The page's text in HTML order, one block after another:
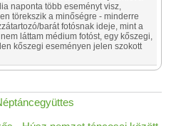
naponta több eseményt visz,
törekszik a minőségre - minderre
barát fotósnak ideje, mint a
láttam médium fotóst, egy kőszegi,
kőszegi eseményen jelen szokott